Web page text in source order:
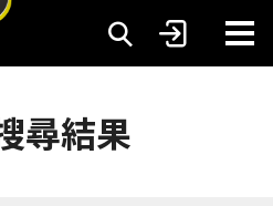
尋結果